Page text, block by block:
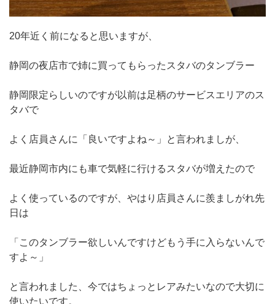
20年近く前になると思いますが、
静岡の夜店市で姉に買ってもらったスタバのタンブラー
静岡限定らしいのですが以前は足柄のサービスエリアのス
タバで
よく店員さんに「良いですよね～」と言われましが、
最近静岡市内にも車で気軽に行けるスタバが増えたので
よく使っているのですが、やはり店員さんに羨ましがれ先
日は
「このタンブラー欲しいんですけどもう手に入らないんで
すよ～」
と言われました、今ではちょっとレアみたいなので大切に
使いたいです。